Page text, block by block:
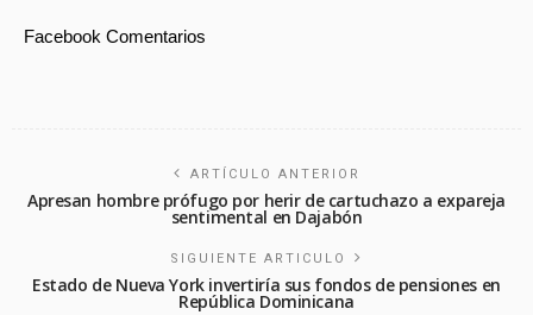
Facebook Comentarios
ARTÍCULO ANTERIOR
Apresan hombre prófugo por herir de cartuchazo a expareja
sentimental en Dajabón
SIGUIENTE ARTICULO
Estado de Nueva York invertiría sus fondos de pensiones en
República Dominicana